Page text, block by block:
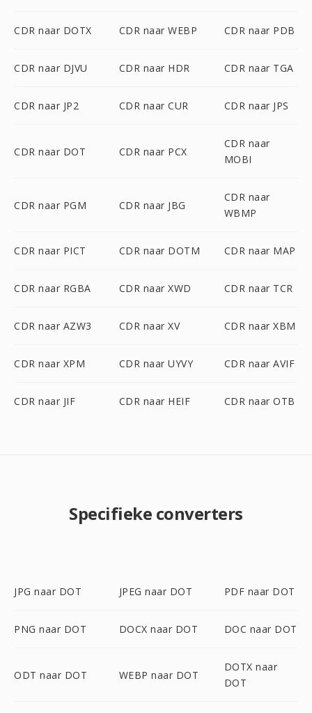
CDR naar DOTX CDR naar WEBP CDR naar PDB
CDR naar DJVU CDR naar HDR CDR naar TGA
CDR naar JP2 CDR naar CUR CDR naar JPS
CDR naar DOT CDR naar PCX
CDR naar
MOBI
CDR naar PGM CDR naar JBG
CDR naar
WBMP
CDR naar PICT CDR naar DOTM CDR naar MAP
CDR naar RGBA CDR naar XWD CDR naar TCR
CDR naar AZW3 CDR naar XV CDR naar XBM
CDR naar XPM CDR naar UYVY CDR naar AVIF
CDR naar JIF CDR naar HEIF CDR naar OTB
Specifieke converters
JPG naar DOT JPEG naar DOT PDF naar DOT
PNG naar DOT DOCX naar DOT DOC naar DOT
ODT naar DOT WEBP naar DOT
DOTX naar
DOT